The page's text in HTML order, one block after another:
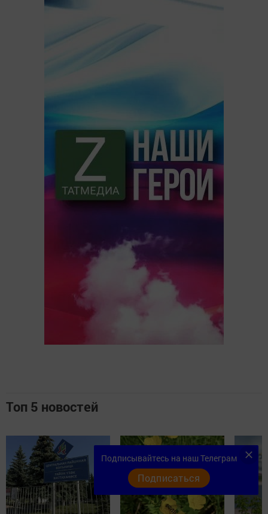
Топ 5 новостей
Подписывайтесь на наш Телеграм
Подписаться